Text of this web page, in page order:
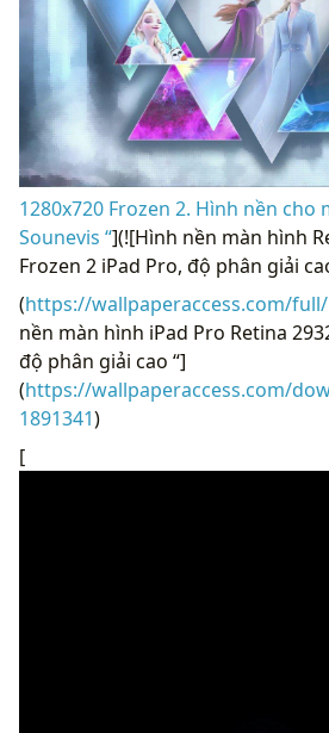
1280x720 Frozen 2. Hình nền cho
Sounevis “](![Hình nền màn hình
Frozen 2 iPad Pro, độ phân giải
(https://wallpaperaccess.com/full/
nền màn hình iPad Pro Retina
độ phân giải cao “]
(https://wallpaperaccess.com/
1891341)
[